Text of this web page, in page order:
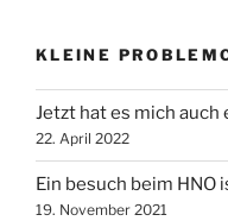
KLEINE
Jetzt hat es mich auch
22. April 2022
Ein besuch beim HNO
19. November 2021